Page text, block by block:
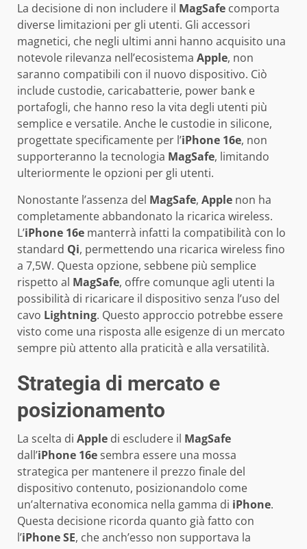
La decisione di non includere il MagSafe comporta
diverse limitazioni per gli utenti. Gli accessori
magnetici, che negli ultimi anni hanno acquisito una
notevole rilevanza nell’ecosistema Apple, non
saranno compatibili con il nuovo dispositivo. Ciò
include custodie, caricabatterie, power bank e
portafogli, che hanno reso la vita degli utenti più
semplice e versatile. Anche le custodie in silicone,
progettate specificamente per l’iPhone 16e, non
supporteranno la tecnologia MagSafe, limitando
ulteriormente le opzioni per gli utenti.
Nonostante l’assenza del MagSafe, Apple non ha
completamente abbandonato la ricarica wireless.
L’iPhone 16e manterrà infatti la compatibilità con lo
standard Qi, permettendo una ricarica wireless fino
a 7,5W. Questa opzione, sebbene più semplice
rispetto al MagSafe, offre comunque agli utenti la
possibilità di ricaricare il dispositivo senza l’uso del
cavo Lightning. Questo approccio potrebbe essere
visto come una risposta alle esigenze di un mercato
sempre più attento alla praticità e alla versatilità.
Strategia di mercato e
posizionamento
La scelta di Apple di escludere il MagSafe
dall’iPhone 16esembra essere una mossa
strategica per mantenere il prezzo finale del
dispositivo contenuto, posizionandolo come
un’alternativa economica nella gamma di iPhone.
Questa decisione ricorda quanto già fatto con
l’iPhone SE, che anch’esso non supportava la